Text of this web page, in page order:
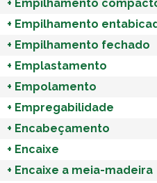
+ Empilhamento
+ Empilhamento
+ Empilhamento fechado
+ Emplastamento
+ Empolamento
+ Empregabilidade
+ Encabeçamento
+ Encaixe
+ Encaixe a meia-madeira